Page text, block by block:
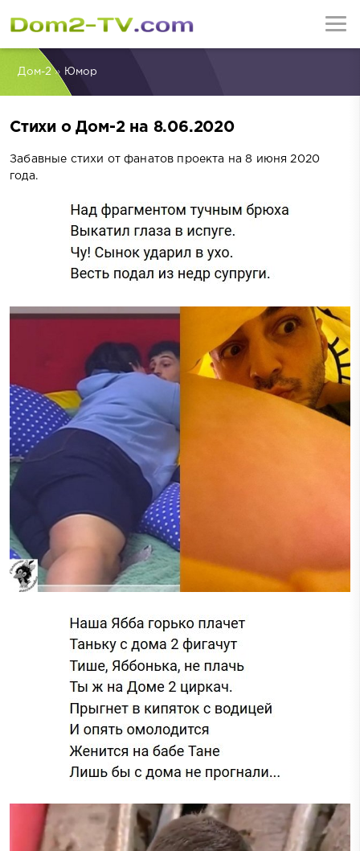
Дом-2» Юмор
Стихи о Дом-2 на 8.06.2020
Забавные стихи от фанатов проекта на 8 июня 2020
года.